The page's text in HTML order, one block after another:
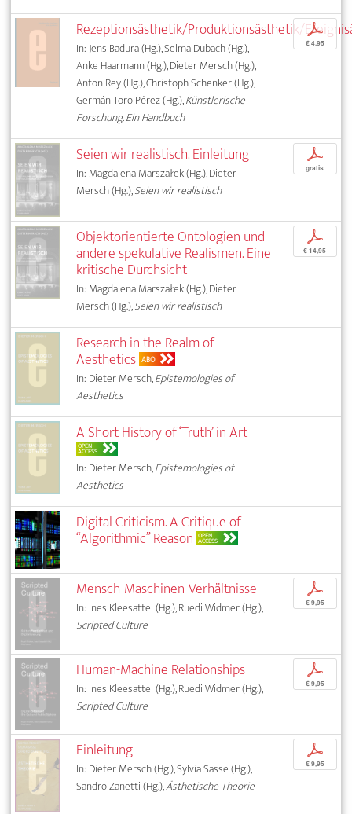
Rezeptionsästhetik/Produktionsästhetik/
In: Jens Badura (Hg.), Selma Dubach (Hg.),
Anke Haarmann (Hg.), Dieter Mersch (Hg.),
Anton Rey (Hg.), Christoph Schenker (Hg.),
Germán Toro Pérez (Hg.),Künstlerische
Forschung. Ein Handbuch
p
€ 4,95
Seien wir realistisch. Einleitung
In: Magdalena Marszałek (Hg.), Dieter
Mersch (Hg.),Seien wir realistisch
p
gratis
Objektorientierte Ontologien und
andere spekulative Realismen. Eine
kritische Durchsicht
In: Magdalena Marszałek (Hg.), Dieter
Mersch (Hg.),Seien wir realistisch
p
€ 14,95
Research in the Realm of
Aesthetics ABO
In: Dieter Mersch,Epistemologies of
Aesthetics
A Short History of ‘Truth’ in Art
OPEN
ACCESS
In: Dieter Mersch,Epistemologies of
Aesthetics
Digital Criticism. A Critique of
“Algorithmic” Reason OPEN
ACCESS
Mensch-Maschinen-Verhältnisse
In: Ines Kleesattel (Hg.), Ruedi Widmer (Hg.),
Scripted Culture
p
€ 9,95
Human-Machine Relationships
In: Ines Kleesattel (Hg.), Ruedi Widmer (Hg.),
Scripted Culture
p
€ 9,95
Einleitung
In: Dieter Mersch (Hg.), Sylvia Sasse (Hg.),
Sandro Zanetti (Hg.),Ästhetische Theorie
p
€ 9,95